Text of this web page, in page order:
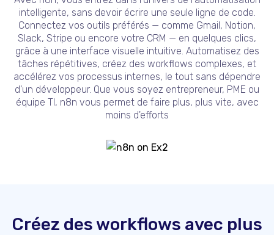
intelligente, sans devoir écrire une seule ligne de code.
Connectez vos outils préférés — comme Gmail, Notion,
Slack, Stripe ou encore votre CRM — en quelques clics,
grâce à une interface visuelle intuitive. Automatisez des
tâches répétitives, créez des workflows complexes, et
accélérez vos processus internes, le tout sans dépendre
d'un développeur. Que vous soyez entrepreneur, PME ou
équipe TI, n8n vous permet de faire plus, plus vite, avec
moins d'efforts
Créez des workflows avec plus